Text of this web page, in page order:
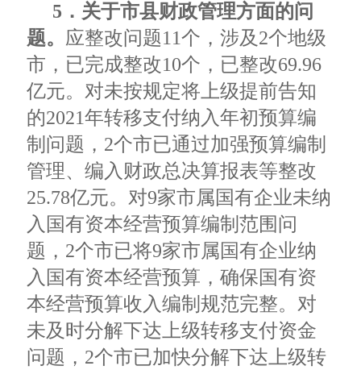
5．关于市县财政管理方面的问
题。 应整改问题11个，涉及2个地级
市，已完成整改10个，已整改69.96
亿元。对未按规定将上级提前告知
的2021年转移支付纳入年初预算编
制问题，2个市已通过加强预算编制
管理、编入财政总决算报表等整改
25.78亿元。对9家市属国有企业未纳
入国有资本经营预算编制范围问
题，2个市已将9家市属国有企业纳
入国有资本经营预算，确保国有资
本经营预算收入编制规范完整。对
未及时分解下达上级转移支付资金
问题，2个市已加快分解下达上级转